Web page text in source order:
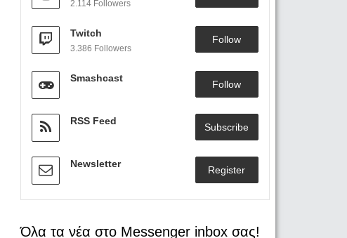
2.114 Followers
Twitch
3.386 Followers
Follow
Smashcast
Follow
RSS Feed
Subscribe
Newsletter
Register
Όλα τα νέα στο Messenger inbox σας!